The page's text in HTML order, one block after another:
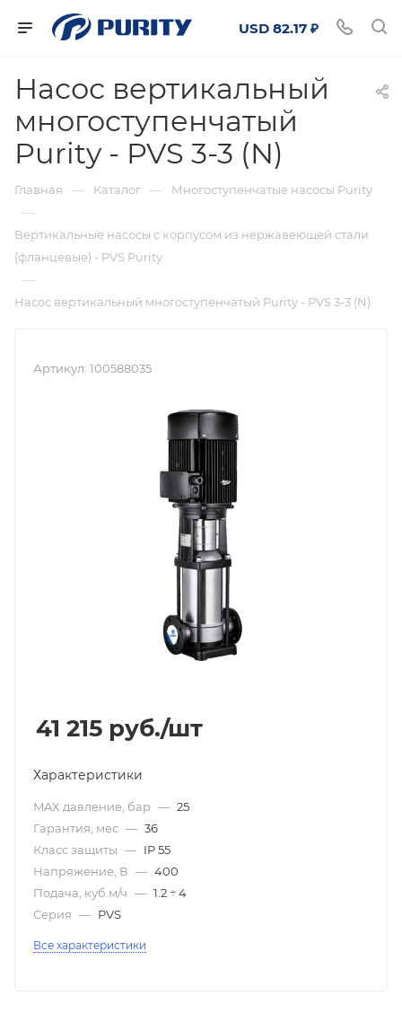
USD 82.17 ₽
Насос вертикальный
многоступенчатый
Purity - PVS 3-3 (N)
Главная — Каталог — Многоступенчатые насосы Purity
—
Вертикальные насосы с корпусом из нержавеющей стали
(фланцевые) - PVS Purity
—
Насос вертикальный многоступенчатый Purity - PVS 3-3 (N)
Артикул: 100588035
41 215 руб./шт
Характеристики
MAX давление, бар — 25
Гарантия, мес — 36
Класс защиты — IP 55
Напряжение, В — 400
Подача, куб.м/ч — 1.2 ÷ 4
Серия — PVS
Все характеристики